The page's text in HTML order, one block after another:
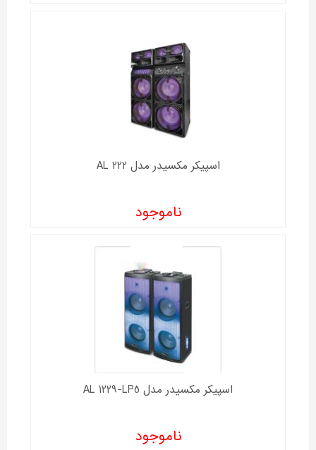
اسپیکر مکسیدر مدل AL 222
ناموجود
اسپیکر مکسیدر مدل AL 1229-LP5
ناموجود